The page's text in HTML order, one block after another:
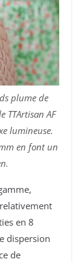
plume de
TTArtisan AF
lumineuse.
en font un
en 8
dispersion
de